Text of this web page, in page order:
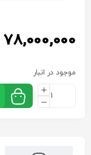
78,000,000
موجود در انبار